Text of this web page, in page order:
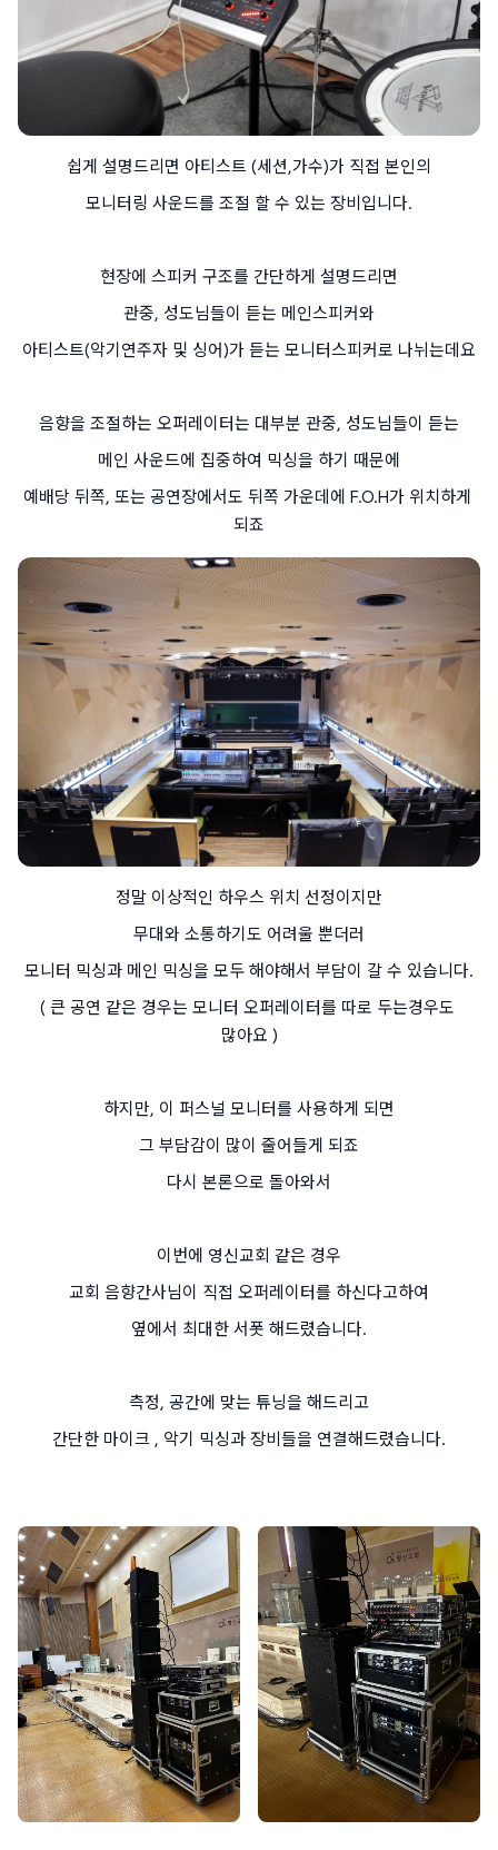
쉽게 설명드리면 아티스트 (세션,가수)가 직접 본인의
모니터링 사운드를 조절 할 수 있는 장비입니다.
현장에 스피커 구조를 간단하게 설명드리면
관중, 성도님들이 듣는 메인스피커와
아티스트(악기연주자 및 싱어)가 듣는 모니터스피커로 나뉘는데요
음향을 조절하는 오퍼레이터는 대부분 관중, 성도님들이 듣는
메인 사운드에 집중하여 믹싱을 하기 때문에
예배당 뒤쪽, 또는 공연장에서도 뒤쪽 가운데에 F.O.H가 위치하게
되죠
정말 이상적인 하우스 위치 선정이지만
무대와 소통하기도 어려울 뿐더러
모니터 믹싱과 메인 믹싱을 모두 해야해서 부담이 갈 수 있습니다.
( 큰 공연 같은 경우는 모니터 오퍼레이터를 따로 두는경우도
많아요 )
하지만, 이 퍼스널 모니터를 사용하게 되면
그 부담감이 많이 줄어들게 되죠
다시 본론으로 돌아와서
이번에 영신교회 같은 경우
교회 음향간사님이 직접 오퍼레이터를 하신다고하여
옆에서 최대한 서폿 해드렸습니다.
측정, 공간에 맞는 튜닝을 해드리고
간단한 마이크 , 악기 믹싱과 장비들을 연결해드렸습니다.